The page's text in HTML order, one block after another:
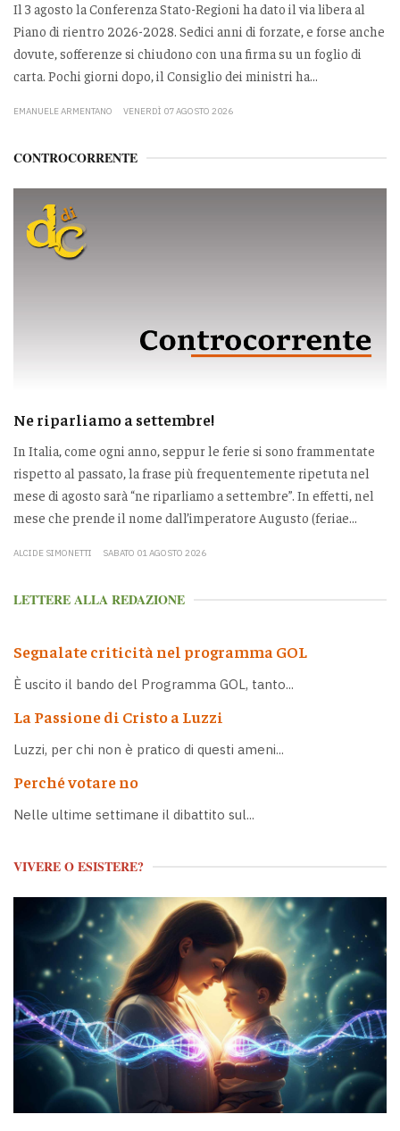
Il 3 agosto la Conferenza Stato-Regioni ha dato il via libera al
Piano di rientro 2026-2028. Sedici anni di forzate, e forse anche
dovute, sofferenze si chiudono con una firma su un foglio di
carta. Pochi giorni dopo, il Consiglio dei ministri ha...
EMANUELE ARMENTANO VENERDÌ 07 AGOSTO 2026
CONTROCORRENTE
Ne riparliamo a settembre!
In Italia, come ogni anno, seppur le ferie si sono frammentate
rispetto al passato, la frase più frequentemente ripetuta nel
mese di agosto sarà “ne riparliamo a settembre”. In effetti, nel
mese che prende il nome dall’imperatore Augusto (feriae...
ALCIDE SIMONETTI SABATO 01 AGOSTO 2026
LETTERE ALLA REDAZIONE
Segnalate criticità nel programma GOL
È uscito il bando del Programma GOL, tanto...
La Passione di Cristo a Luzzi
Luzzi, per chi non è pratico di questi ameni...
Perché votare no
Nelle ultime settimane il dibattito sul...
VIVERE O ESISTERE?